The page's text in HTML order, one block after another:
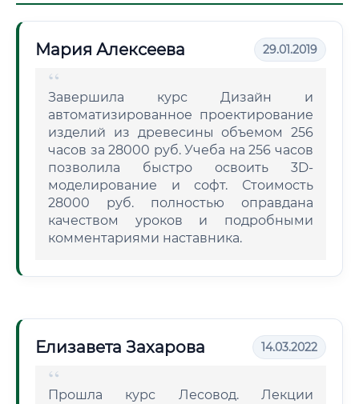
Мария Алексеева 29.01.2019
Завершила курс Дизайн и
автоматизированное проектирование
изделий из древесины объемом 256
часов за 28000 руб. Учеба на 256 часов
позволила быстро освоить 3D-
моделирование и софт. Стоимость
28000 руб. полностью оправдана
качеством уроков и подробными
комментариями наставника.
Елизавета Захарова 14.03.2022
Прошла курс Лесовод. Лекции